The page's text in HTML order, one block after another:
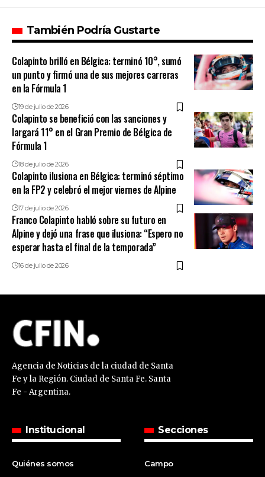
También Podría Gustarte
Colapinto brilló en Bélgica: terminó 10°, sumó
un punto y firmó una de sus mejores carreras
en la Fórmula 1
19 de julio de 2026
Colapinto se benefició con las sanciones y
largará 11° en el Gran Premio de Bélgica de
Fórmula 1
18 de julio de 2026
Colapinto ilusiona en Bélgica: terminó séptimo
en la FP2 y celebró el mejor viernes de Alpine
17 de julio de 2026
Franco Colapinto habló sobre su futuro en
Alpine y dejó una frase que ilusiona: “Espero no
esperar hasta el final de la temporada”
16 de julio de 2026
Agencia de Noticias de la ciudad de Santa
Fe y la Región. Ciudad de Santa Fe. Santa
Fe - Argentina.
Institucional
Quiénes somos
Secciones
Campo